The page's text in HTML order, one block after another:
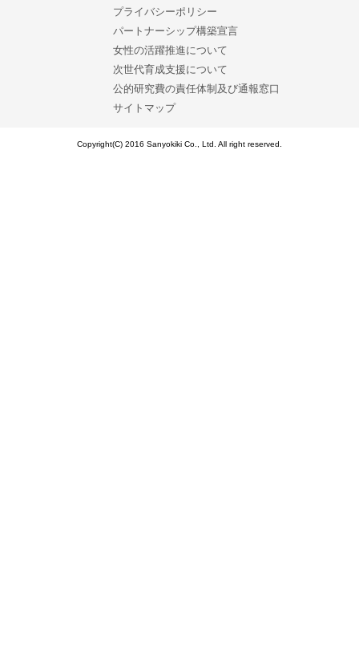
プライバシーポリシー
パートナーシップ構築宣言
女性の活躍推進について
次世代育成支援について
公的研究費の責任体制及び通報窓口
サイトマップ
Copyright(C) 2016 Sanyokiki Co., Ltd. All right reserved.